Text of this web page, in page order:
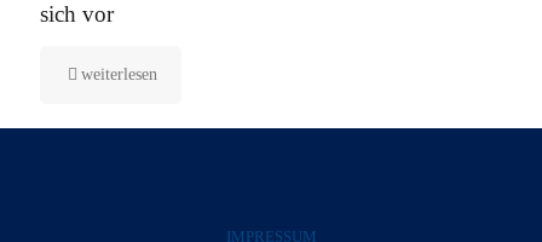
sich vor
weiterlesen
IMPRESSUM